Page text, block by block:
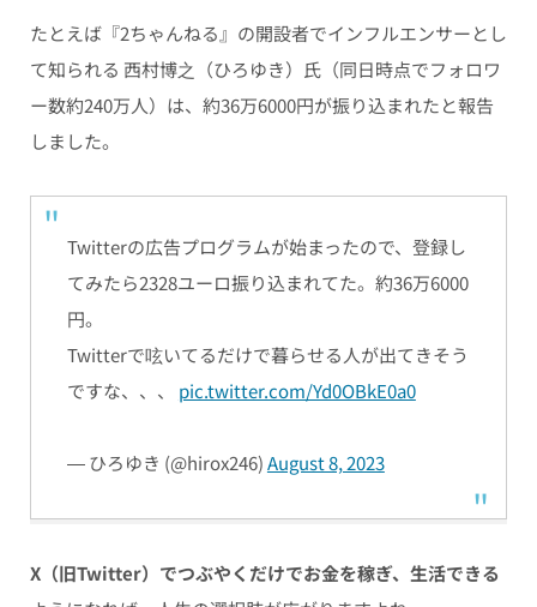
たとえば『2ちゃんねる』の開設者でインフルエンサーとし
て知られる 西村博之（ひろゆき）氏（同日時点でフォロワ
ー数約240万人）は、約36万6000円が振り込まれたと報告
しました。
Twitterの広告プログラムが始まったので、登録し
てみたら2328ユーロ振り込まれてた。約36万6000
円。
Twitterで呟いてるだけで暮らせる人が出てきそう
ですな、、、 pic.twitter.com/Yd0OBkE0a0
— ひろゆき (@hirox246)August 8, 2023
X（旧Twitter）でつぶやくだけでお金を稼ぎ、生活できる